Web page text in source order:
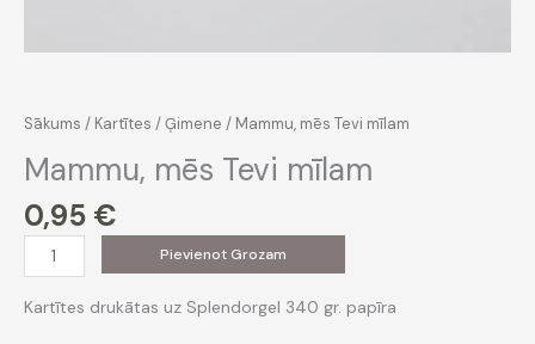
Sākums / Kartītes /Ģimene / Mammu, mēs Tevi mīlam
Mammu, mēs Tevi mīlam
0,95 €
Mammu,
mēs
Tevi
Pievienot Grozam
Kartītes drukātas uz Splendorgel 340 gr. papīra